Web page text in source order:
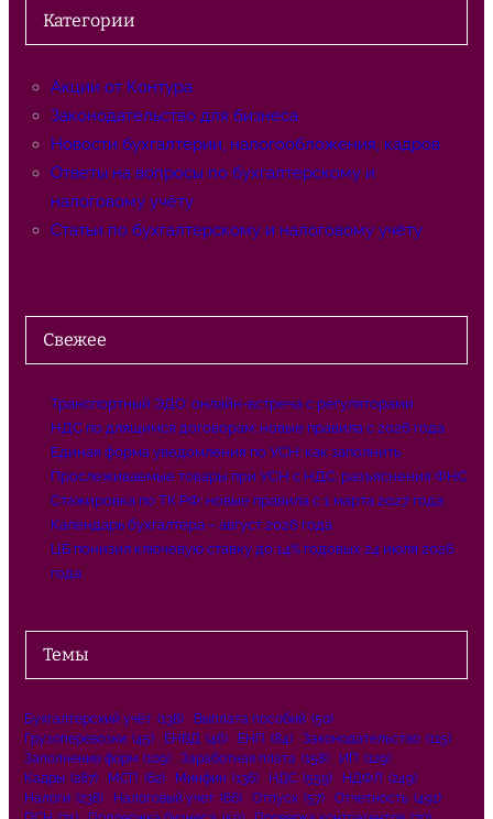
к
Категории
Акции от Контура
Законодательство для бизнеса
Новости бухгалтерии, налогообложения, кадров
Ответы на вопросы по бухгалтерскому и
налоговому учёту
Статьи по бухгалтерскому и налоговому учёту
Свежее
Транспортный ЭДО: онлайн-встреча с регуляторами
НДС по длящимся договорам: новые правила с 2026 года
Единая форма уведомления по УСН: как заполнить
Прослеживаемые товары при УСН с НДС: разъяснения ФНС
Стажировка по ТК РФ: новые правила с 1 марта 2027 года
Календарь бухгалтера – август 2026 года
ЦБ понизил ключевую ставку до 14% годовых 24 июля 2026
года
Темы
Бухгалтерский учёт (138) Выплата пособий (50)
Грузоперевозки (45) ЕНВД (46) ЕНП (84) Законодательство (115)
Заполнение форм (109) Заработная плата (158) ИП (129)
Кадры (287) МСП (62) Минфин (136) НДС (559) НДФЛ (249)
Налоги (238) Налоговый учет (66) Отпуск (57) Отчетность (491)